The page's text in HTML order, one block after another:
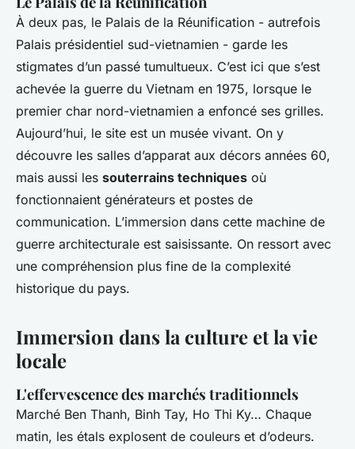
À deux pas, le Palais de la Réunification - autrefois
Palais présidentiel sud-vietnamien - garde les
stigmates d’un passé tumultueux. C’est ici que s’est
achevée la guerre du Vietnam en 1975, lorsque le
premier char nord-vietnamien a enfoncé ses grilles.
Aujourd’hui, le site est un musée vivant. On y
découvre les salles d’apparat aux décors années 60,
mais aussi les souterrains techniques où
fonctionnaient générateurs et postes de
communication. L’immersion dans cette machine de
guerre architecturale est saisissante. On ressort avec
une compréhension plus fine de la complexité
historique du pays.
Immersion dans la culture et la vie
locale
L'effervescence des marchés traditionnels
Marché Ben Thanh, Binh Tay, Ho Thi Ky… Chaque
matin, les étals explosent de couleurs et d’odeurs.